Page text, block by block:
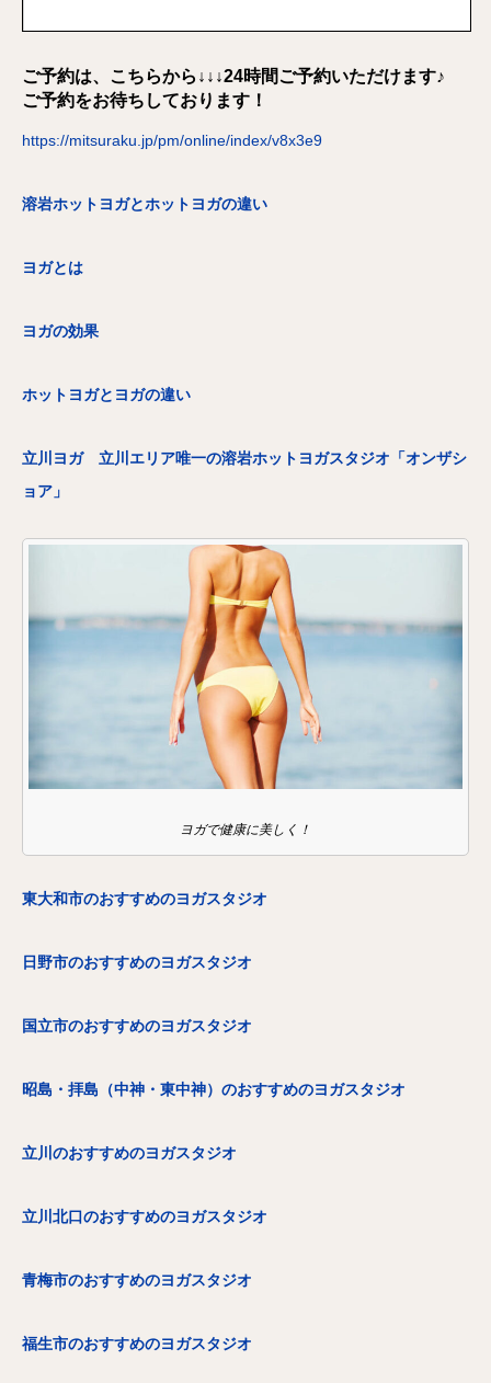
ご予約は、こちらから↓↓↓24時間ご予約いただけます♪
ご予約をお待ちしております！
https://mitsuraku.jp/pm/online/index/v8x3e9
溶岩ホットヨガとホットヨガの違い
ヨガとは
ヨガの効果
ホットヨガとヨガの違い
立川ヨガ 立川エリア唯一の溶岩ホットヨガスタジオ「オンザシ
ョア」
ヨガで健康に美しく！
東大和市のおすすめのヨガスタジオ
日野市のおすすめのヨガスタジオ
国立市のおすすめのヨガスタジオ
昭島・拝島（中神・東中神）のおすすめのヨガスタジオ
立川のおすすめのヨガスタジオ
立川北口のおすすめのヨガスタジオ
青梅市のおすすめのヨガスタジオ
福生市のおすすめのヨガスタジオ